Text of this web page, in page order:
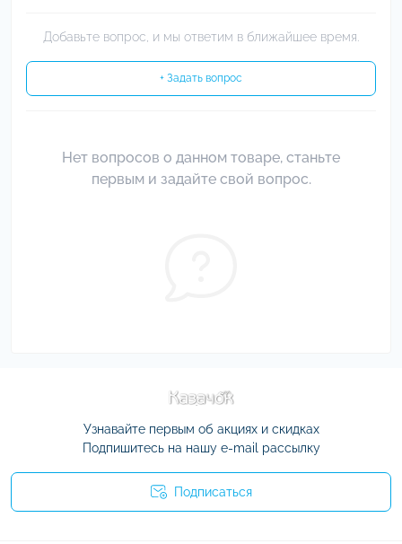
Добавьте вопрос, и мы ответим в ближайшее время.
+ Задать вопрос
Нет вопросов о данном товаре, станьте
первым и задайте свой вопрос.
Узнавайте первым об акциях и скидках
Подпишитесь на нашу e-mail рассылку
Подписаться